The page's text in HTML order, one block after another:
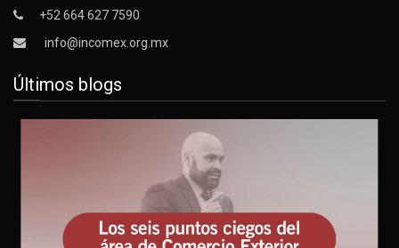
+52 664 627 7590
info@incomex.org.mx
Últimos blogs